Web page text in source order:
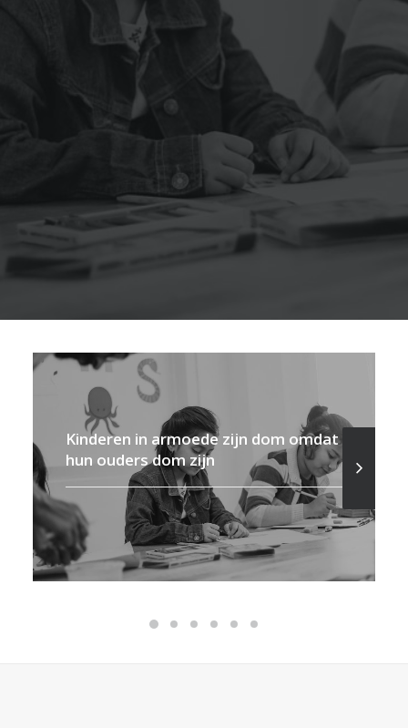
Kinderen in armoede zijn dom omdat
hun ouders dom zijn